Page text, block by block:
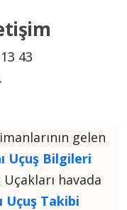
43
.
gelen
Uçuş Bilgileri
havada
Uçuş Takibi